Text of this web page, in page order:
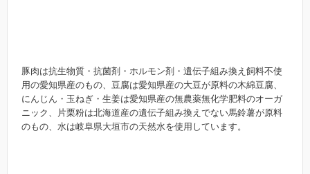
豚肉は抗生物質・抗菌剤・ホルモン剤・遺伝子組み換え飼料不使
用の愛知県産のもの、豆腐は愛知県産の大豆が原料の木綿豆腐、
にんじん・玉ねぎ・生姜は愛知県産の無農薬無化学肥料のオーガ
ニック、片栗粉は北海道産の遺伝子組み換えでない馬鈴薯が原料
のもの、水は岐阜県大垣市の天然水を使用しています。